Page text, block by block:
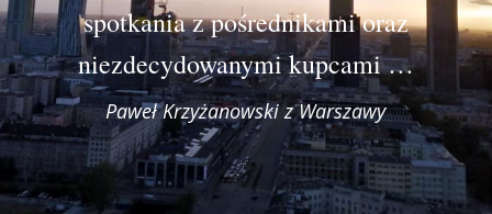
spotkania z pośrednikami oraz
niezdecydowanymi kupcami …
Paweł Krzyżanowski z Warszawy